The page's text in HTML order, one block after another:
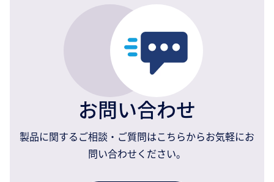
お問い合わせ
製品に関するご相談・ご質問はこちらからお気軽にお
問い合わせください。